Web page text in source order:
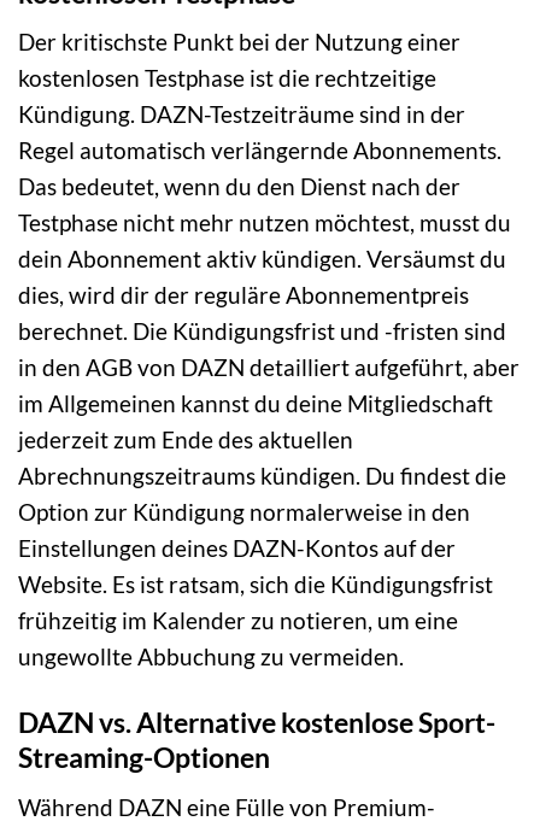
Der kritischste Punkt bei der Nutzung einer
kostenlosen Testphase ist die rechtzeitige
Kündigung. DAZN-Testzeiträume sind in der
Regel automatisch verlängernde Abonnements.
Das bedeutet, wenn du den Dienst nach der
Testphase nicht mehr nutzen möchtest, musst du
dein Abonnement aktiv kündigen. Versäumst du
dies, wird dir der reguläre Abonnementpreis
berechnet. Die Kündigungsfrist und -fristen sind
in den AGB von DAZN detailliert aufgeführt, aber
im Allgemeinen kannst du deine Mitgliedschaft
jederzeit zum Ende des aktuellen
Abrechnungszeitraums kündigen. Du findest die
Option zur Kündigung normalerweise in den
Einstellungen deines DAZN-Kontos auf der
Website. Es ist ratsam, sich die Kündigungsfrist
frühzeitig im Kalender zu notieren, um eine
ungewollte Abbuchung zu vermeiden.
DAZN vs. Alternative kostenlose Sport-
Streaming-Optionen
Während DAZN eine Fülle von Premium-